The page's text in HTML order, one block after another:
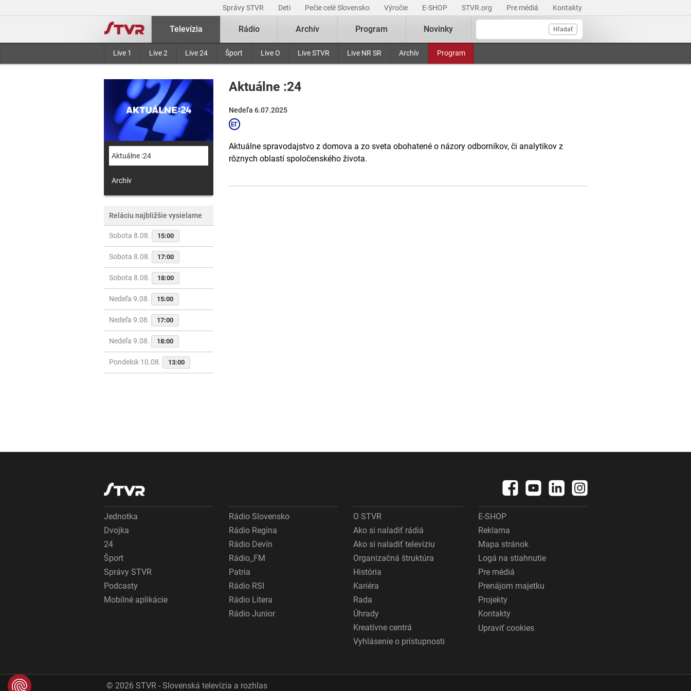
Správy STVR Deti Pečie celé Slovensko Výročie E-SHOP STVR.org Pre médiá Kontakty
Hľadať
Televízia
Live 1 Live 2 Live 24 Šport Live O Live STVR Live NR SR Archív Program
Rádio Archív Program Novinky
Aktuálne :24
Archív
Reláciu najbližšie vysielame
Sobota 8.08. 15:00
Sobota 8.08. 17:00
Sobota 8.08. 18:00
Nedeľa 9.08. 15:00
Nedeľa 9.08. 17:00
Nedeľa 9.08. 18:00
Pondelok 10.08. 13:00
Aktuálne :24
Nedeľa 6.07.2025
Aktuálne spravodajstvo z domova a zo sveta obohatené o názory odborníkov, či analytikov z
rôznych oblastí spoločenského života.
Jednotka
Dvojka
24
Šport
Správy STVR
Podcasty
Mobilné aplikácie
Rádio Slovensko
Rádio Regina
Rádio Devín
Rádio_FM
Patria
Rádio RSI
Rádio Litera
Rádio Junior
O STVR
Ako si naladiť rádiá
Ako si naladiť televíziu
Organizačná štruktúra
História
Kariéra
Rada
Úhrady
Kreatívne centrá
Vyhlásenie o prístupnosti
E-SHOP
Reklama
Mapa stránok
Logá na stiahnutie
Pre médiá
Prenájom majetku
Projekty
Kontakty
Upraviť cookies
© 2026 STVR - Slovenská televízia a rozhlas